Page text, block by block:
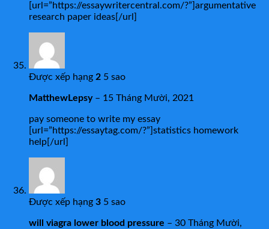
[url=”https://essaywritercentral.com/?”]argumentative
research paper ideas[/url]
Được xếp hạng 2 5 sao
MatthewLepsy – 15 Tháng Mười, 2021
pay someone to write my essay
[url=”https://essaytag.com/?”]statistics homework
help[/url]
Được xếp hạng 3 5 sao
will viagra lower blood pressure – 30 Tháng Mười,